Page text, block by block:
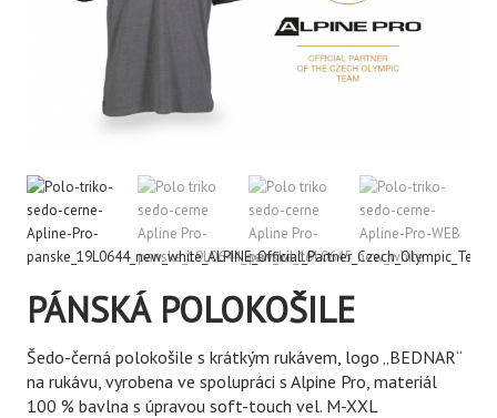
PÁNSKÁ POLOKOŠILE
Šedo-černá polokošile s krátkým rukávem, logo „BEDNAR“
na rukávu, vyrobena ve spolupráci s Alpine Pro, materiál
100 % bavlna s úpravou soft-touch vel. M-XXL